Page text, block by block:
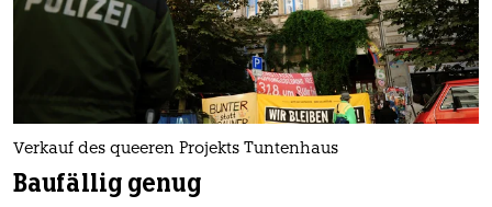
Verkauf des queeren Projekts Tuntenhaus
Baufällig genug